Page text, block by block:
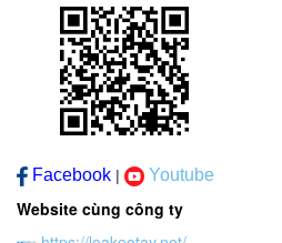
Facebook | Youtube
Website cùng công ty